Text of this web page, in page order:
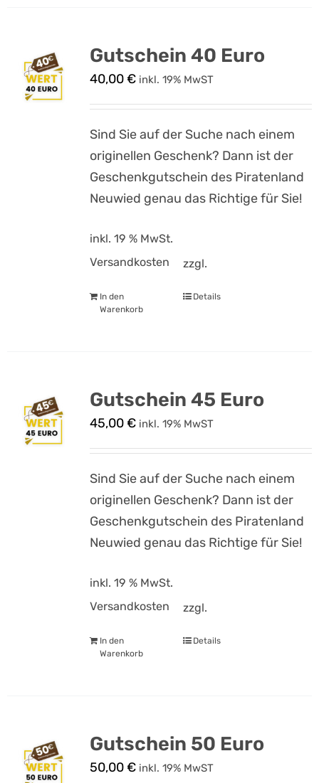
Gutschein 40 Euro
40,00€ inkl. 19% MwST
Sind Sie auf der Suche nach einem
originellen Geschenk? Dann ist der
Geschenkgutschein des Piratenland
Neuwied genau das Richtige für Sie!
inkl. 19 % MwSt.
zzgl.
Versandkosten
In den
Warenkorb
Details
Gutschein 45 Euro
45,00€ inkl. 19% MwST
Sind Sie auf der Suche nach einem
originellen Geschenk? Dann ist der
Geschenkgutschein des Piratenland
Neuwied genau das Richtige für Sie!
inkl. 19 % MwSt.
zzgl.
Versandkosten
In den
Warenkorb
Details
Gutschein 50 Euro
50,00€ inkl. 19% MwST